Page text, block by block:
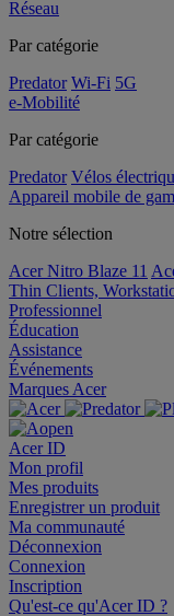
Réseau
Par catégorie
Predator Wi-Fi 5G
e-Mobilité
Par catégorie
Predator Vélos
Appareil mobile de
Notre sélection
Acer Nitro Blaze 11
Thin Clients,
Professionnel
Éducation
Assistance
Événements
Marques Acer
Acer ID
Mon profil
Mes produits
Enregistrer un produit
Ma communauté
Déconnexion
Connexion
Inscription
Qu'est-ce qu'Acer ID ?